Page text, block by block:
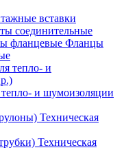
вставки
соединительные
Фланцы
и шумоизоляции
Техническая
Техническая